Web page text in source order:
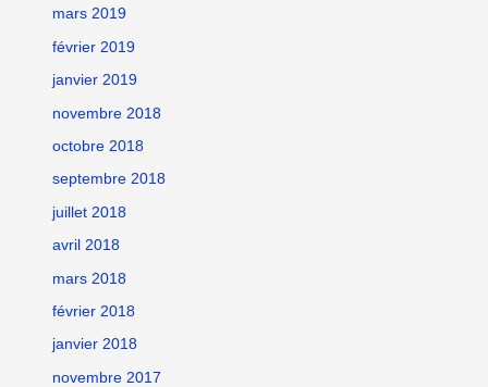
mars 2019
février 2019
janvier 2019
novembre 2018
octobre 2018
septembre 2018
juillet 2018
avril 2018
mars 2018
février 2018
janvier 2018
novembre 2017